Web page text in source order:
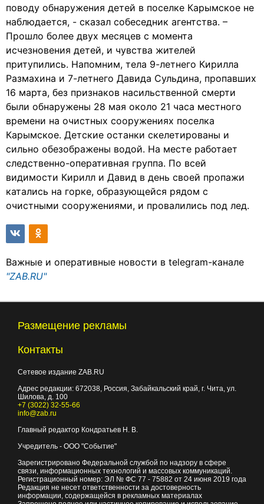
поводу обнаружения детей в поселке Карымское не
наблюдается, - сказал собеседник агентства. –
Прошло более двух месяцев с момента
исчезновения детей, и чувства жителей
притупились. Напомним, тела 9-летнего Кирилла
Размахина и 7-летнего Давида Сульдина, пропавших
16 марта, без признаков насильственной смерти
были обнаружены 28 мая около 21 часа местного
времени на очистных сооружениях поселка
Карымское. Детские останки скелетированы и
сильно обезображены водой. На месте работает
следственно-оперативная группа. По всей
видимости Кирилл и Давид в день своей пропажи
катались на горке, образующейся рядом с
очистными сооружениями, и провалились под лед.
Важные и оперативные новости в telegram-канале
"ZAB.RU"
Размещение рекламы
Контакты
Сетевое издание ZAB.RU
Адрес редакции: 672038, Россия, Забайкальский край, г. Чита, ул.
Шилова, д. 100
+7 (3022) 32-55-66
info@zab.ru
Главный редактор Кондратьев Н. В.
Учредитель - ООО "Событие"
Зарегистрировано Федеральной службой по надзору в сфере
связи, информационных технологий и массовых коммуникаций.
Регистрационный номер: ЭЛ № ФС 77 - 75882 от 24 июня 2019 года
Редакция не несет ответственности за достоверность
информации, содержащейся в рекламных материалах